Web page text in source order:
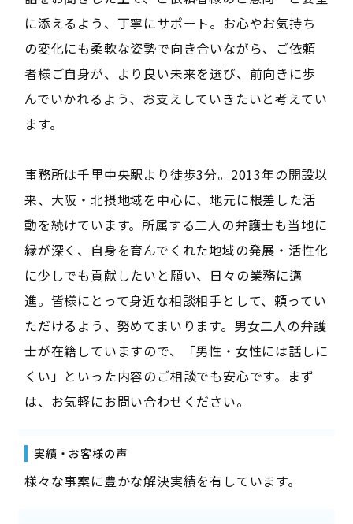
に添えるよう、丁寧にサポート。お心やお気持ち
の変化にも柔軟な姿勢で向き合いながら、ご依頼
者様ご自身が、より良い未来を選び、前向きに歩
んでいかれるよう、お支えしていきたいと考えてい
ます。
事務所は千里中央駅より徒歩3分。2013年の開設以
来、大阪・北摂地域を中心に、地元に根差した活
動を続けています。所属する二人の弁護士も当地に
縁が深く、自身を育んでくれた地域の発展・活性化
に少しでも貢献したいと願い、日々の業務に邁
進。皆様にとって身近な相談相手として、頼ってい
ただけるよう、努めてまいります。男女二人の弁護
士が在籍していますので、「男性・女性には話しに
くい」といった内容のご相談でも安心です。まず
は、お気軽にお問い合わせください。
実績・お客様の声
様々な事案に豊かな解決実績を有しています。